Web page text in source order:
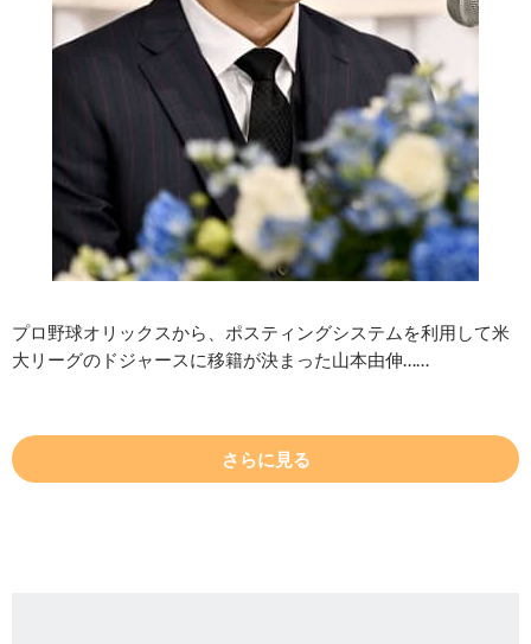
プロ野球オリックスから、ポスティングシステムを利用して米
大リーグのドジャースに移籍が決まった山本由伸……
さらに見る